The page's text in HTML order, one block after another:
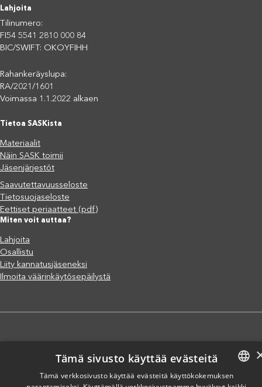
Lahjoita
Tilinumero:
FI54 5541 2810 000 84
BIC/SWIFT: OKOYFIHH
Rahankeräyslupa:
RA/2021/1601
Voimassa 1.1.2022 alkaen
Tietoa SASKista
Materiaalit
Näin SASK toimii
Jäsenjärjestöt
Saavutettavuusseloste
Tietosuojaseloste
Eettiset periaatteet (pdf)
Miten voit auttaa?
Lahjoita
Osallistu
Liity kannatusjäseneksi
Ilmoita väärinkäytösepäilystä
Tämä sivusto käyttää evästeitä
Tämä verkkosivusto käyttää evästeitä käyttökokemuksen